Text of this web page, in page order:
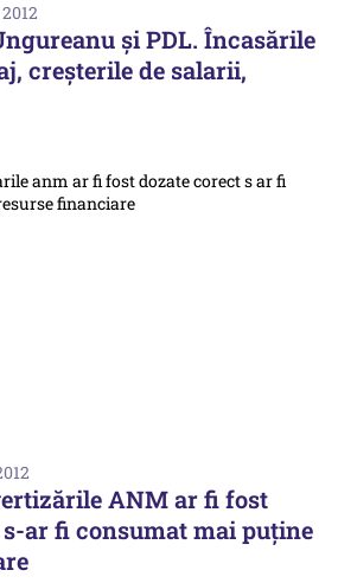
și PDL. Încasările
creșterile de salarii,
ANM ar fi fost
s-ar fi consumat mai puține